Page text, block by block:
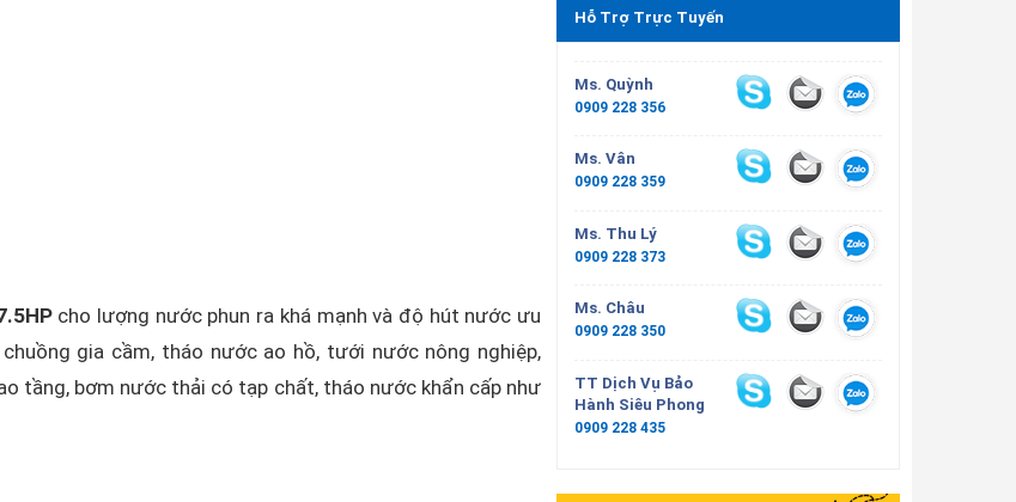
cho lượng nước phun ra khá mạnh và độ hút nước ưu
gia cầm, tháo nước ao hồ, tưới nước nông nghiệp,
tầng, bơm nước thải có tạp chất, tháo nước khẩn cấp như
Hỗ Trợ Trực Tuyến
Ms. Quỳnh
0909 228 356
Ms. Vân
0909 228 359
Ms. Thu Lý
0909 228 373
Ms. Châu
0909 228 350
TT Dịch Vụ Bảo
Hành Siêu Phong
0909 228 435